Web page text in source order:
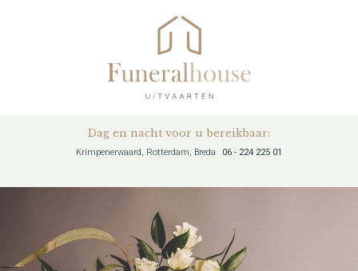
Dag en nacht voor u bereikbaar:
Krimpenerwaard, Rotterdam, Breda 06 - 224 225 01